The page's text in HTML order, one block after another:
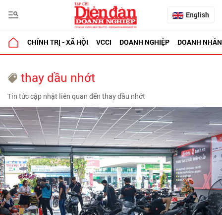
English
CHÍNH TRỊ - XÃ HỘI VCCI DOANH NGHIỆP DOANH NHÂN
thay dầu nhớt
Tin tức cập nhật liên quan đến thay dầu nhớt